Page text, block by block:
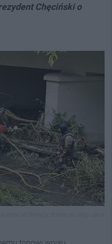
Chęciński o